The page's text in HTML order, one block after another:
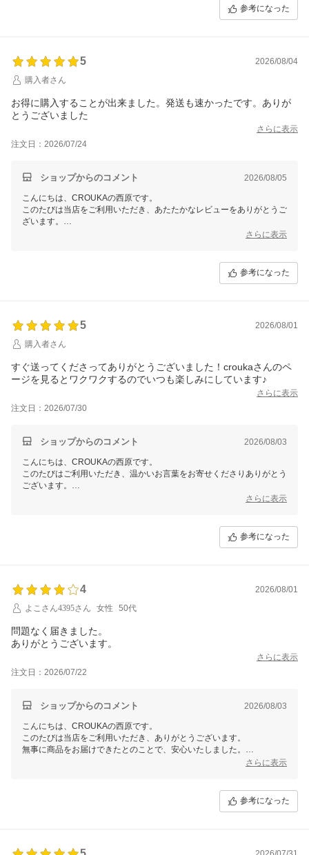
参考になった
5
2026/08/04
購入者さん
お得に購入することが出来ました。発送も速かったです。ありが
とうございました
さらに表示
注文日：2026/07/24
ショップからのコメント 2026/08/05
こんにちは、CROUKAの西原です。
このたびは当店をご利用いただき、あたたかなレビューをありがとうご
ざいます。
お得にお買い物をお楽しみいただき、発送の早さにもご満足いただけた
ので、ぜひ今後ともCROUKAをよろしくお願いいたします。
さらに表示
参考になった
5
2026/08/01
購入者さん
すぐ送ってくださってありがとうございました！croukaさんのペ
ージを見るとワクワクするのでいつも楽しみにしています♪
さらに表示
注文日：2026/07/30
ショップからのコメント 2026/08/03
こんにちは、CROUKAの西原です。
このたびはご利用いただき、温かいお言葉をお寄せくださりありがとう
ございます。
スムーズにお届けできたことに加え、当店のページをいつも楽しみにご
いりますので、ぜひ今後ともCROUKAをよろしくお願いいたします。
さらに表示
参考になった
4
2026/08/01
よこさん4395さん
女性 50代
問題なく届きました。
さらに表示
注文日：2026/07/22
ショップからのコメント 2026/08/03
こんにちは、CROUKAの西原です。
このたびは当店をご利用いただき、ありがとうございます。
無事に商品をお届けできたとのことで、安心いたしました。
さらに表示
参考になった